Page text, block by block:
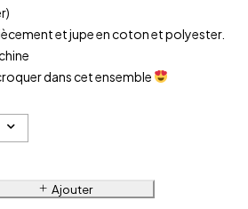
et jupe en coton et polyester.
dans cet ensemble
Ajouter